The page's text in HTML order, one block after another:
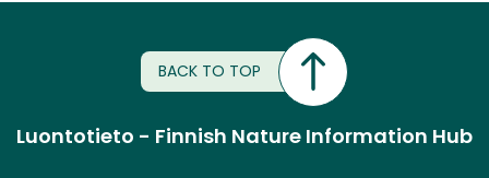
BACK TO TOP
Luontotieto - Finnish Nature Information Hub